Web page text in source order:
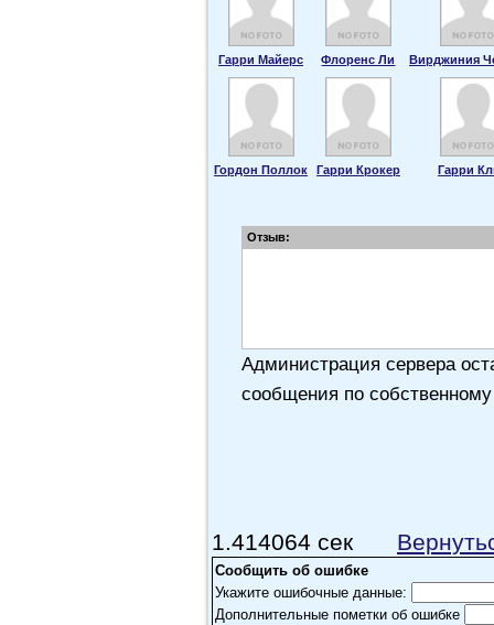
Гарри Майерс Флоренс Ли Вирджиния
Гордон Поллок Гарри Крокер Гарри
Отзыв:
Администрация сервера
сообщения по
1.414064 сек
Сообщить об ошибке
Укажите ошибочные данные:
Дополнительные пометки об ошибке